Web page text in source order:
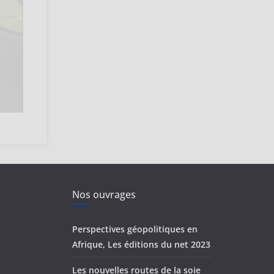
Nos ouvrages
Perspectives géopolitiques en
Afrique, Les éditions du net 2023
Les nouvelles routes de la soie